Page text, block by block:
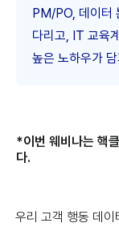
PM/PO, 데이터
다리고, IT 교육
높은 노하우가
*이번 웨비나는 핵
다.
우리 고객 행동 데